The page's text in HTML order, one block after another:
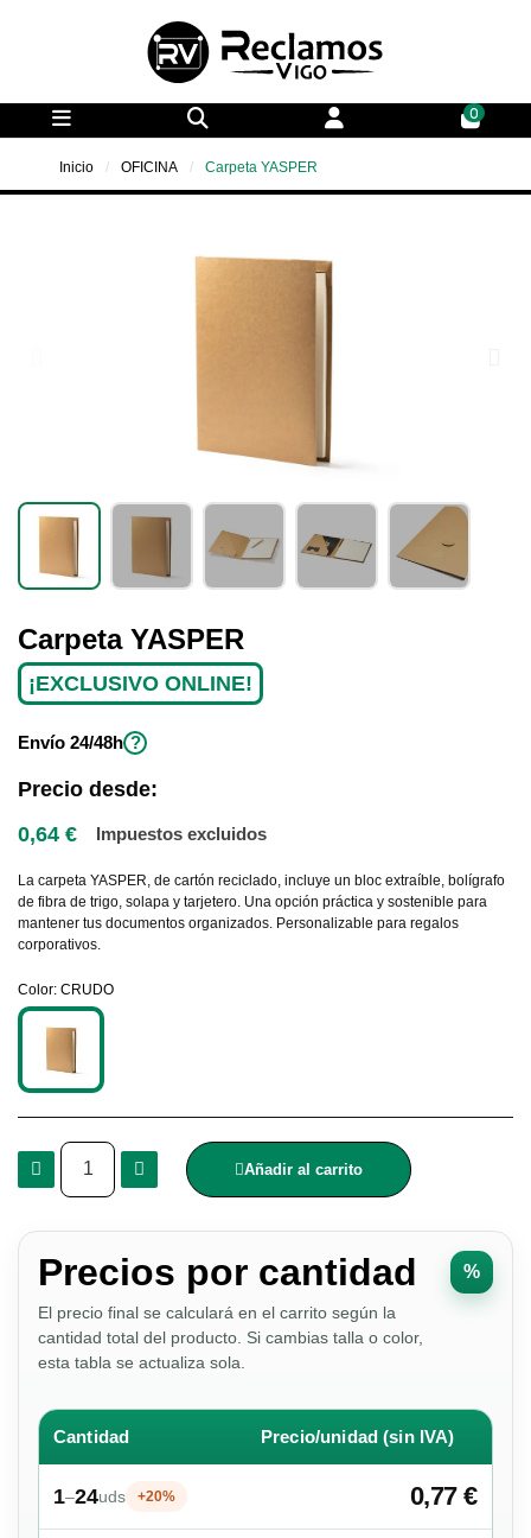
0
Inicio OFICINA Carpeta YASPER
Carpeta YASPER
¡EXCLUSIVO ONLINE!
Envío 24/48h ?
Precio desde:
0,64 €
Impuestos excluidos
La carpeta YASPER, de cartón reciclado, incluye un bloc extraíble, bolígrafo
de fibra de trigo, solapa y tarjetero. Una opción práctica y sostenible para
mantener tus documentos organizados. Personalizable para regalos
corporativos.
Color CRUDO
Añadir al carrito
Precios por cantidad
El precio final se calculará en el carrito según la
cantidad total del producto. Si cambias talla o color,
esta tabla se actualiza sola.
%
Cantidad Precio/unidad (sin IVA)
1–24uds +20% 0,77 €